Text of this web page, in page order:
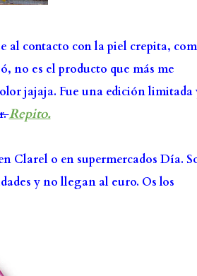
al contacto con la piel crepita,
no es el producto que más me
jajaja. Fue una edición limitada
Repito.
Clarel o en supermercados Día.
y no llegan al euro. Os los